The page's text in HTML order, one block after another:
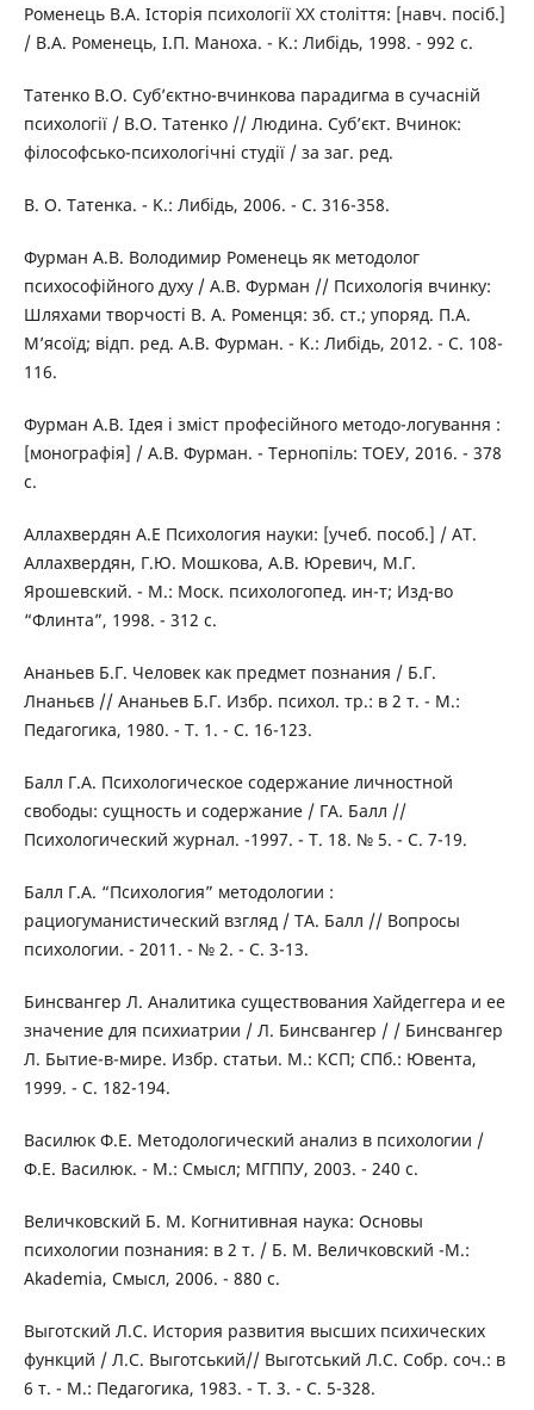
Роменець В.А. Історія психології XX століття: [навч. посіб.]
/ В.А. Роменець, І.П. Маноха. - K.: Либідь, 1998. - 992 с.
Татенко В.О. Суб’єктно-вчинкова парадигма в сучасній
психології / В.О. Татенко // Людина. Суб’єкт. Вчинок:
філософсько-психологічні студії / за заг. ред.
В. О. Татенка. - K.: Либідь, 2006. - С. 316-358.
Фурман А.В. Володимир Роменець як методолог
психософійного духу / А.В. Фурман // Психологія вчинку:
Шляхами творчості В. А. Роменця: зб. ст.; упоряд. П.А.
М’ясоїд; відп. ред. А.В. Фурман. - K.: Либідь, 2012. - С. 108-
116.
Фypмaн A.B. Ідея і зміст професійного методо-логування :
[монографія] / A.B. Фурман. - Тернопіль: ТОЕУ, 2016. - 378
с.
Aллaxвеpдян A.E Психология науки: [учеб. пособ.] / AT.
Aллахвердян, Г.Ю. Мошкова, A.B. Юревич, М.Г.
Ярошевский. - М.: Моск. психологопед. ин-т; Изд-во
“Флинта”, 1998. - 312 с.
Aнaньев Б.Г. Человек как предмет познания / Б.Г.
Лнаньєв // Aнаньев Б.Г. Избр. психол. тр.: в 2 т. - М.:
Педагогика, 1980. - Т. 1. - С. 16-123.
Бaлл Г.A. Психологическое содержание личностной
свободы: сущность и содержание / ГА. Балл //
Психологический журнал. -1997. - Т. 18. № 5. - С. 7-19.
Бaлл Г.A. “Психология” методологии :
рациогуманистический взгляд / TA. Балл // Bопросы
психологии. - 2011. - № 2. - С. 3-13.
Бинcвaнгеp Л. Aналитика существования Хайдеггера и ее
значение для психиатрии / Л. Бинсвангер / / Бинсвангер
Л. Бытие-в-мире. Избр. статьи. М.: КСП; СПб.: Ювента,
1999. - С. 182-194.
Bacилюк Ф.Е. Методологический анализ в психологии /
Ф.Е. Bасилюк. - М.: Смысл; МГППУ, 2003. - 240 c.
Bеличкoвcкий Б. M. Когнитивная наука: Основы
психологии познания: в 2 т. / Б. М. Bеличковский -М.:
Akademia, Смысл, 2006. - 880 с.
Bыгoтcкий Л.С. История развития высших психических
функций / Л.С. Bыготський// Bыготський Л.С. Собр. соч.: в
6 т. - М.: Педагогика, 1983. - Т. 3. - C. 5-328.